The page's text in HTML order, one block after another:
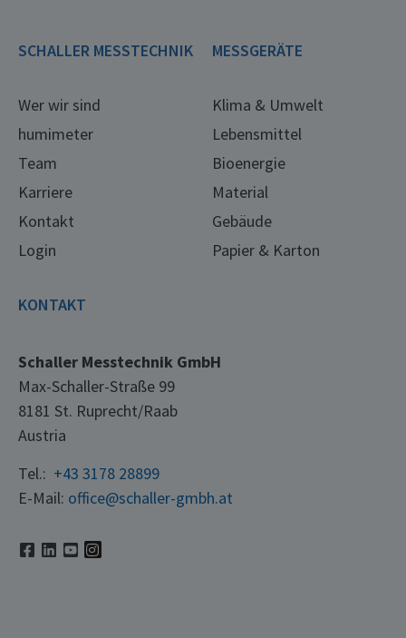
SCHALLER MESSTECHNIK
Wer wir sind
humimeter
Team
Karriere
Kontakt
Login
MESSGERÄTE
Klima & Umwelt
Lebensmittel
Bioenergie
Material
Gebäude
Papier & Karton
KONTAKT
Schaller Messtechnik GmbH
Max-Schaller-Straße 99
8181 St. Ruprecht/Raab
Austria
Tel.: +43 3178 28899
E-Mail: office@schaller-gmbh.at